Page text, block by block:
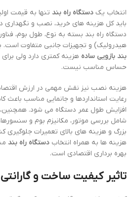
انتخاب یک دستگاه راه بند تنها به قیمت
باید کل هزینه های خرید، نصب و نگهداری
دستگاه راه بند بسته به نوع، طول بوم،
هیدرولیک) و تجهیزات جانبی متفاوت است.
بند بازویی ساده هزینه کمتری دارد ولی برای
حساس مناسب نیست.
هزینه نصب نیز نقش مهمی در ارزش
رعایت استانداردها و جانمایی مناسب
افزایش طول عمر دستگاه می شود. همچنین،
شامل بررسی موتور، مکانیزم بوم و
بزرگ و هزینه های بالای تعمیرات جلوگیری
هزینه ها به همراه انتخاب دستگاه راه بند
بهره برداری اقتصادی است.
تاثیر کیفیت ساخت و